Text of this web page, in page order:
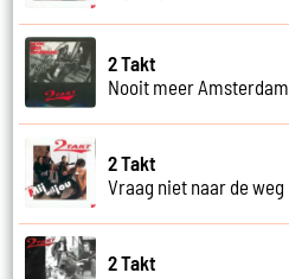
2 Takt
Nooit meer Amsterdam
2 Takt
Vraag niet naar de weg
2 Takt